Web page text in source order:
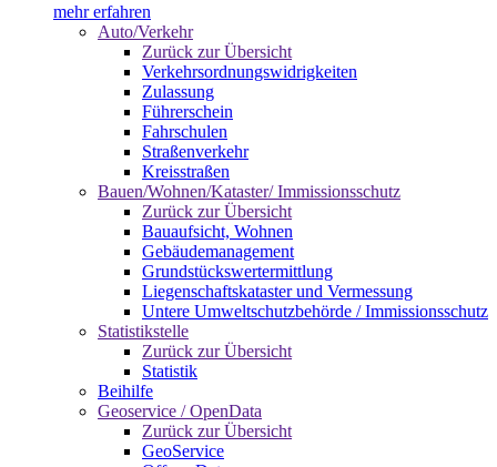
mehr erfahren
Auto/Verkehr
Zurück zur Übersicht
Verkehrsordnungswidrigkeiten
Zulassung
Führerschein
Fahrschulen
Straßenverkehr
Kreisstraßen
Bauen/Wohnen/Kataster/ Immissionsschutz
Zurück zur Übersicht
Bauaufsicht, Wohnen
Gebäudemanagement
Grundstückswertermittlung
Liegenschaftskataster und Vermessung
Untere Umweltschutzbehörde / Immissionsschutz
Statistikstelle
Zurück zur Übersicht
Statistik
Beihilfe
Geoservice / OpenData
Zurück zur Übersicht
GeoService